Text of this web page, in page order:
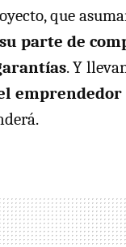
que
parte de
. Y
emprendedor